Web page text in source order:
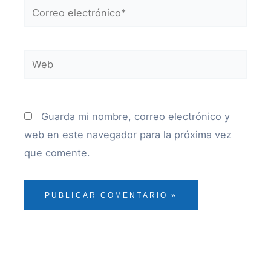
Correo
Web
Guarda mi nombre, correo electrónico y
web en este navegador para la próxima vez
que comente.